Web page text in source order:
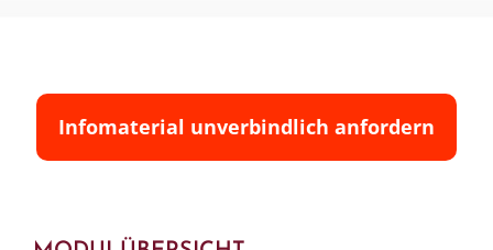
flexibel aufgebaut, sodass Sie IhrenStudienverlauf
individuell gestalten können .
Infomaterial unverbindlich anfordern